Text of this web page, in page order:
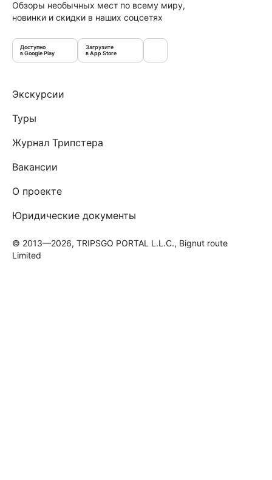
Обзоры необычных мест по всему миру,
новинки и скидки в наших соцсетях
Доступно
в Google Play
Загрузите
в App Store
Экскурсии
Туры
Журнал Трипстера
Вакансии
О проекте
Юридические документы
© 2013—2026, TRIPSGO PORTAL L.L.C., Bignut route
Limited